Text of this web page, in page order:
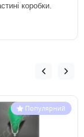
коробки.
Популярний